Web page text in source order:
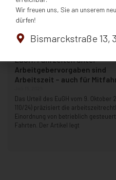
EuGH: Fahrzeiten unter
Arbeitgebervorgaben sind
Arbeitszeit – auch für
Das Urteil des EuGH vom 9. Oktober
110/24) präzisiert die
Einordnung von betrieblich
Fahrten. Der Artikel legt
Wir freuen uns, Sie an unserem
dürfen!
Bismarckstraße 13,